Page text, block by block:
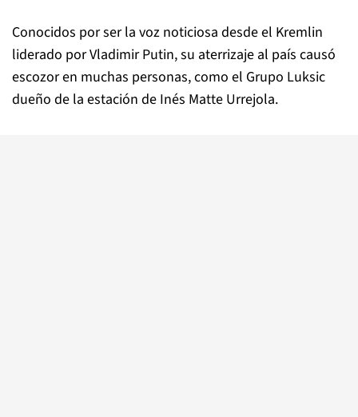
Conocidos por ser la voz noticiosa desde el Kremlin
liderado por Vladimir Putin, su aterrizaje al país causó
escozor en muchas personas, como el Grupo Luksic
dueño de la estación de Inés Matte Urrejola.